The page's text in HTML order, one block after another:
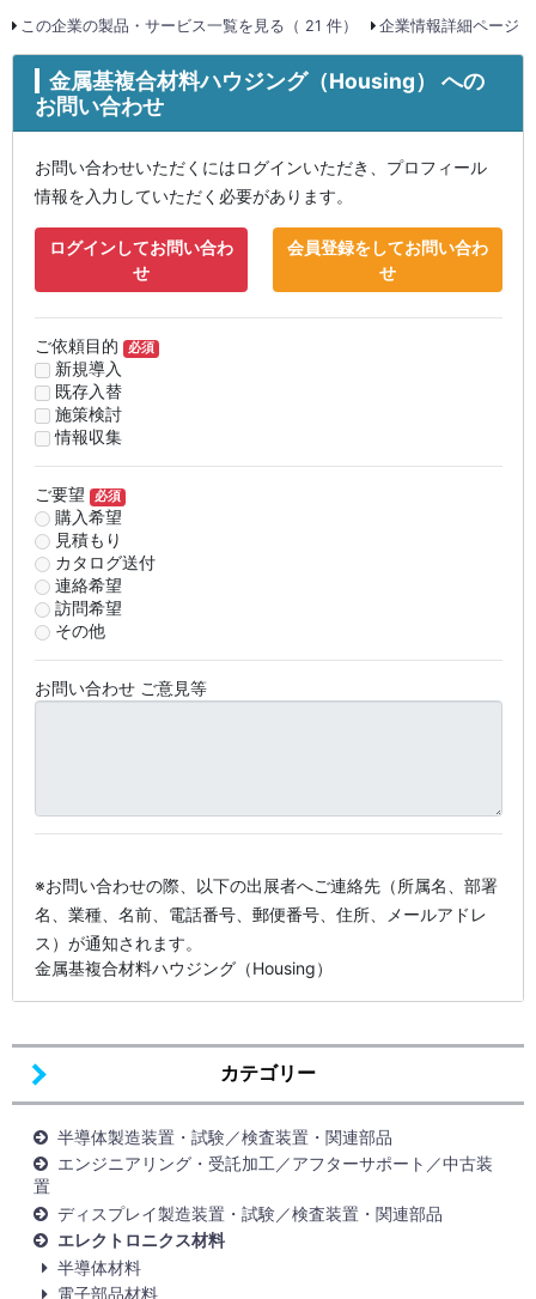
カテゴリー
半導体製造装置・試験／検査装置・関連部品
エンジニアリング・受託加工／アフターサポート／中古装
置
ディスプレイ製造装置・試験／検査装置・関連部品
エレクトロニクス材料
半導体材料
電子部品材料
この企業の製品・サービス一覧を見る（ 21 件） 企業情報詳細ページ
金属基複合材料ハウジング（Housing） への
お問い合わせ
お問い合わせいただくにはログインいただき、プロフィール
情報を入力していただく必要があります。
ログインしてお問い合わ
せ
会員登録をしてお問い合わ
せ
ご依頼目的 必須
新規導入
既存入替
施策検討
情報収集
ご要望 必須
購入希望
見積もり
カタログ送付
連絡希望
訪問希望
その他
お問い合わせ ご意見等
※お問い合わせの際、以下の出展者へご連絡先（所属名、部署
名、業種、名前、電話番号、郵便番号、住所、メールアドレ
ス）が通知されます。
金属基複合材料ハウジング（Housing）